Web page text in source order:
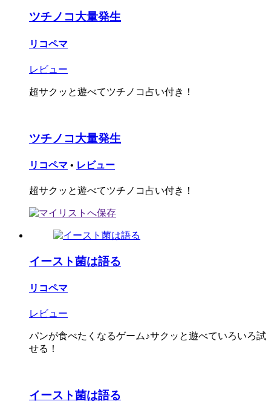
ツチノコ大量発生
リコペマ
レビュー
超サクッと遊べてツチノコ占い付き！
ツチノコ大量発生
リコペマ • レビュー
超サクッと遊べてツチノコ占い付き！
イースト菌は語る
リコペマ
レビュー
パンが食べたくなるゲーム♪サクッと遊べていろいろ試
せる！
イースト菌は語る